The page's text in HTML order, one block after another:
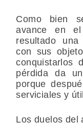
Como bien
avance en
resultado
con sus
conquistarlos
pérdida da
porque
serviciales y
Los duelos del